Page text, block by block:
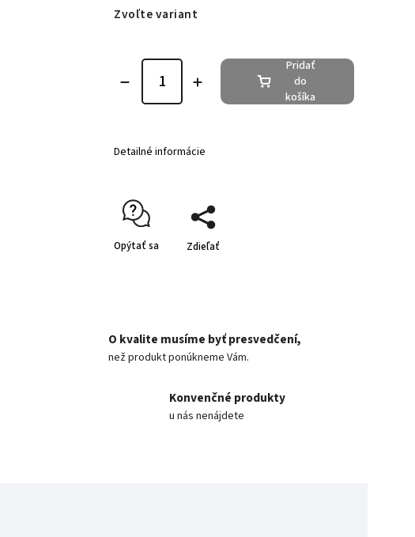
Zvoľte variant
Pridať
do
košíka
Detailné informácie
Opýtať sa Zdieľať
O kvalite musíme byť presvedčení,
než produkt ponúkneme Vám.
Konvenčné produkty
u nás nenájdete